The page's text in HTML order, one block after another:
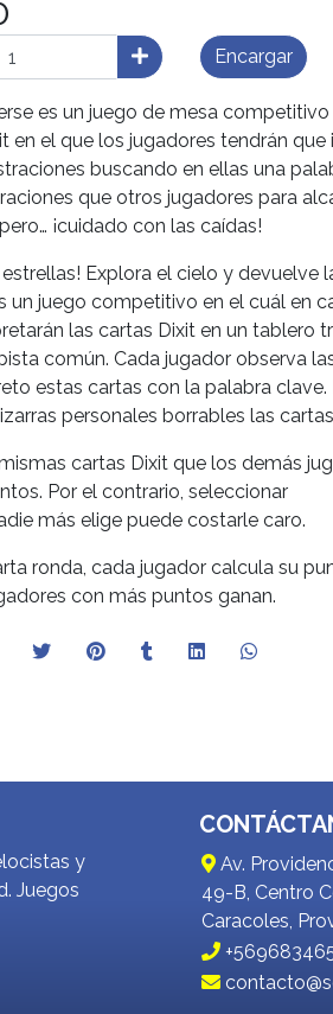
Encargar
es un juego de mesa
en el que los jugadores tendrán que
buscando en ellas una
que otros jugadores para
¡cuidado con las caídas!
estrellas! Explora el cielo y devuelve
un juego competitivo en el cuál en
las cartas Dixit en un tablero
común. Cada jugador observa
estas cartas con la palabra
personales borrables las
cartas Dixit que los demás
Por el contrario, seleccionar
más elige puede costarle caro.
ronda, cada jugador calcula su
con más puntos ganan.
y
Juegos
Av.
49-B, Centro
Caracoles,